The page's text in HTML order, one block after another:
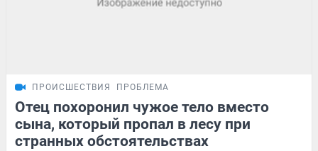
ПРОИСШЕСТВИЯ ПРОБЛЕМА
Отец похоронил чужое тело вместо
сына, который пропал в лесу при
странных обстоятельствах